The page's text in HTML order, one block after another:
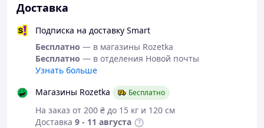
Доставка
Подписка на доставку Smart
Бесплатно — в магазины Rozetka
Бесплатно — в отделения Новой почты
Узнать больше
Магазины Rozetka
Бесплатно
На заказ от 200 ₴ до 15 кг и 120 см
Доставка 9 - 11 августа